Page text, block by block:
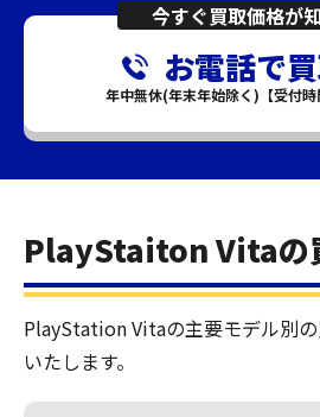
今すぐ買取価格が
お電話で
年中無休(年末年始除く)【受付
PlayStaiton Vitaの
PlayStation Vitaの主要モデル別
いたします。